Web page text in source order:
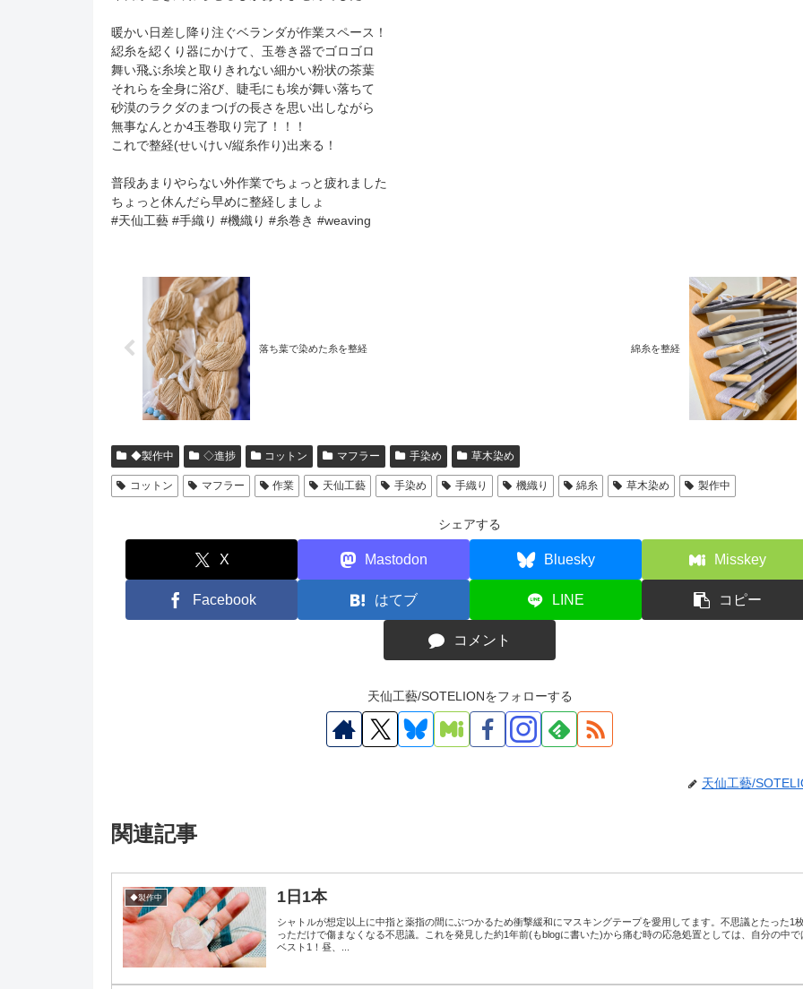
暖かい日差し降り注ぐベランダが作業スペース！
綛糸を綛くり器にかけて、玉巻き器でゴロゴロ
舞い飛ぶ糸埃と取りきれない細かい粉状の茶葉
それらを全身に浴び、睫毛にも埃が舞い落ちて
砂漠のラクダのまつげの長さを思い出しながら
無事なんとか4玉巻取り完了！！！
これで整経(せいけい/縦糸作り)出来る！
普段あまりやらない外作業でちょっと疲れました
ちょっと休んだら早めに整経しましょ
#天仙工藝 #手織り #機織り #糸巻き #weaving
落ち葉で染めた糸を整経 綿糸を整経
◆製作中 ◇進捗 コットン マフラー 手染め 草木染め
コットン マフラー 作業 天仙工藝 手染め 手織り 機織り 綿糸 草木染め 製作中
シェアする
X Mastodon Bluesky Misskey
Facebook はてブ LINE コピー
コメント
天仙工藝/SOTELIONをフォローする
天仙工藝/
関連記事
◆製作中 1日1本
シャトルが想定以上に中指と薬指の間にぶつかるため衝撃緩和にマスキングテープを愛用してます。不思議とたった1
っただけで傷まなくなる不思議。これを発見した約1年前(もblogに書いた)から痛む時の応急処置としては、自分の中で
ベスト1！昼、...